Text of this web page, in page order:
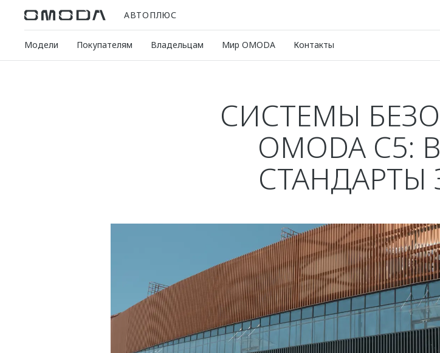
АВТОПЛЮС
Модели Покупателям Владельцам Мир OMODA Контакты
СИСТЕМЫ
OMODA